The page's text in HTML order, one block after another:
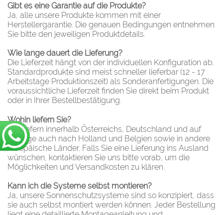
Gibt es eine Garantie auf die Produkte?
Ja, alle unsere Produkte kommen mit einer
Herstellergarantie. Die genauen Bedingungen entnehmen
Sie bitte den jeweiligen Produktdetails.
Wie lange dauert die Lieferung?
Die Lieferzeit hängt von der individuellen Konfiguration ab.
Standardprodukte sind meist schneller lieferbar (12 - 17
Arbeitstage Produktionszeit) als Sonderanfertigungen. Die
voraussichtliche Lieferzeit finden Sie direkt beim Produkt
oder in Ihrer Bestellbestätigung.
Wohin liefern Sie?
Wir liefern innerhalb Österreichs, Deutschland und auf
Anfrage auch nach Holland und Belgien sowie in andere
europäische Länder. Falls Sie eine Lieferung ins Ausland
wünschen, kontaktieren Sie uns bitte vorab, um die
Möglichkeiten und Versandkosten zu klären.
Kann ich die Systeme selbst montieren?
Ja, unsere Sonnenschutzsysteme sind so konzipiert, dass
sie auch selbst montiert werden können. Jeder Bestellung